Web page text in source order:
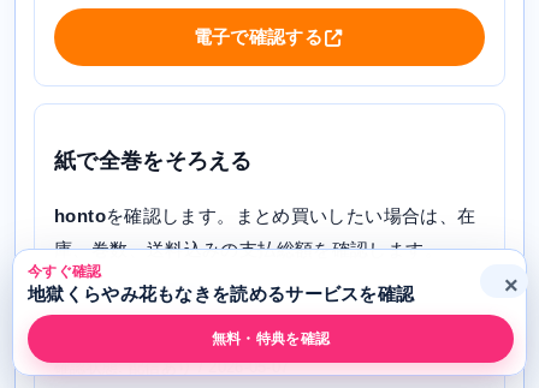
電子で確認する
紙で全巻をそろえる
hontoを確認します。まとめ買いしたい場合は、在
庫、巻数、送料込みの支払総額を確認します。
添付データで配信あり
向いている人: 電子書籍と紙書籍の両方を確認したい人
確認状態: 配信あり / 2026-05-07
今すぐ確認
地獄くらやみ花もなきを読めるサービスを確認
無料・特典を確認
×